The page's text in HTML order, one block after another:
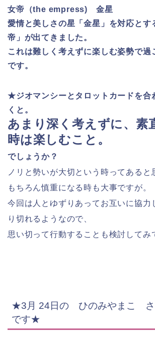
女帝（the empress) 金星
愛情と美しさの星「金星」を対応とす
帝」が出てきました。
これは難しく考えずに楽しむ姿勢で過
です。
★ジオマンシーとタロットカードを合
くと。
あまり深く考えずに、素
時は楽しむこと。
でしょうか？
ノリと勢いが大切という時ってあると
もちろん慎重になる時も大事ですが。
今回は人とゆずりあってお互いに協力
り切れるようなので、
思い切って行動することも検討してみ
★3月 24日の ひのみやまこ
です★